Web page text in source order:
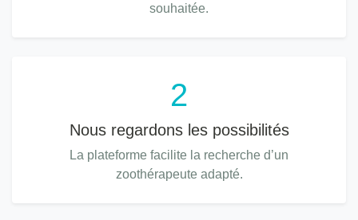
souhaitée.
2
Nous regardons les possibilités
La plateforme facilite la recherche d’un
zoothérapeute adapté.